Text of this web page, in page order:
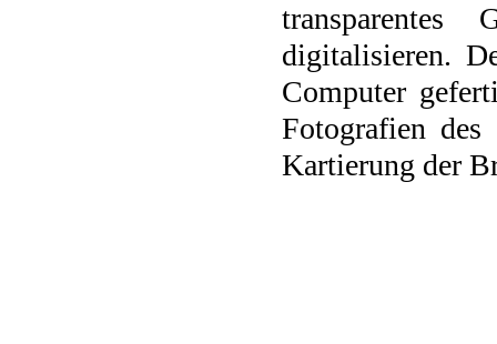
digitalisieren.
Computer
Fotografien des
Kartierung der